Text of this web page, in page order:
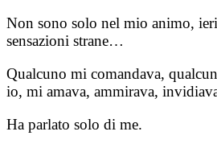
Non sono solo nel mio animo,
sensazioni strane…
Qualcuno mi comandava,
io, mi amava, ammirava,
Ha parlato solo di me.